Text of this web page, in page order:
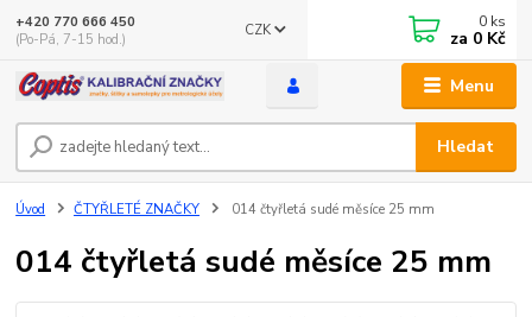
Menu
CZK
Hledat
+420 770 666 450
(Po-Pá, 7-15 hod.)
0 ks
za 0 Kč
Úvod ČTYŘLETÉ ZNAČKY 014 čtyřletá sudé měsíce 25 mm
014 čtyřletá sudé měsíce 25 mm